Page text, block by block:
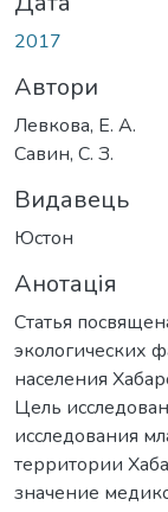
2017
Автори
Левкова, Е. А.
Савин, С. З.
Видавець
Юстон
Анотація
Статья
экологических
населения
Цель
исследования
территории
значение